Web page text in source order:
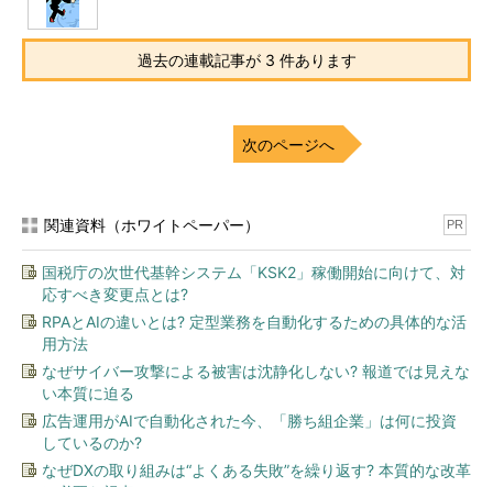
過去の連載記事が 3 件あります
次のページへ
関連資料（ホワイトペーパー） PR
国税庁の次世代基幹システム「KSK2」稼働開始に向けて、対
応すべき変更点とは?
RPAとAIの違いとは? 定型業務を自動化するための具体的な活
用方法
なぜサイバー攻撃による被害は沈静化しない? 報道では見えな
い本質に迫る
広告運用がAIで自動化された今、「勝ち組企業」は何に投資
しているのか?
なぜDXの取り組みは“よくある失敗”を繰り返す? 本質的な改革